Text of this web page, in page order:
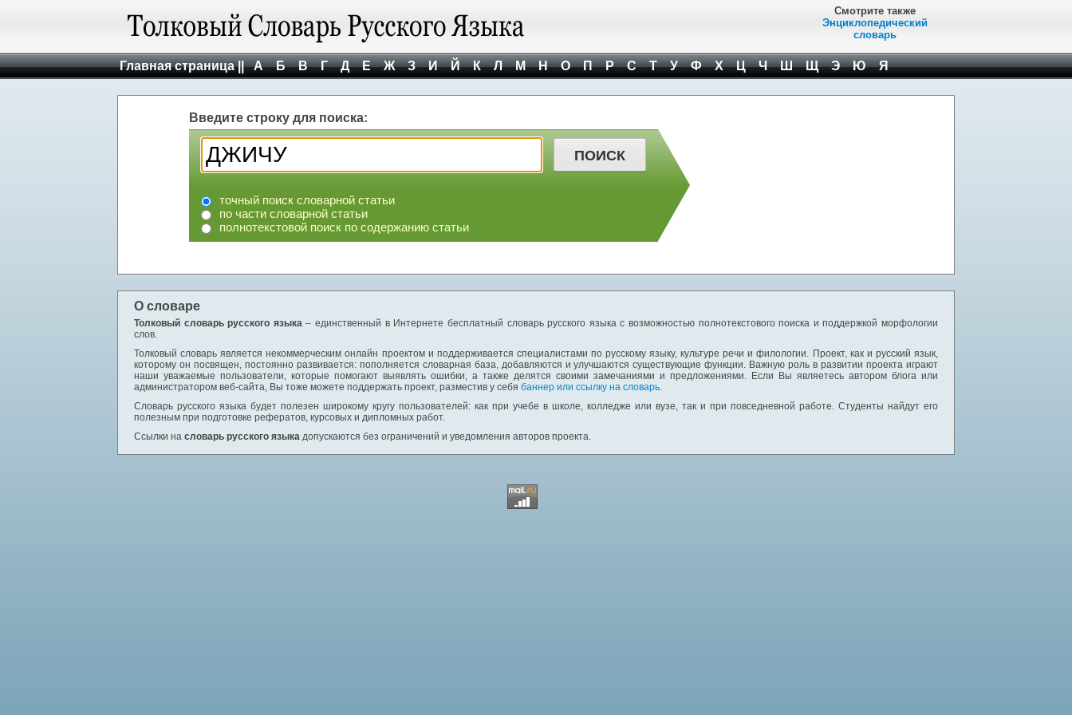
Смотрите также
Энциклопедический
словарь
Главная страница || А Б В Г Д Е Ж З И Й К Л М Н О П Р С Т У Ф Х Ц Ч Ш Щ Э Ю Я
Введите строку для поиска:
точный поиск словарной статьи
по части словарной статьи
полнотекстовой поиск по содержанию статьи
О словаре
Толковый словарь русского языка– единственный в Интернете бесплатный словарь русского языка с возможностью полнотекстового поиска и поддержкой морфологии
слов.
Толковый словарь является некоммерческим онлайн проектом и поддерживается специалистами по русскому языку, культуре речи и филологии. Проект, как и русский язык,
которому он посвящен, постоянно развивается: пополняется словарная база, добавляются и улучшаются существующие функции. Важную роль в развитии проекта играют
наши уважаемые пользователи, которые помогают выявлять ошибки, а также делятся своими замечаниями и предложениями. Если Вы являетесь автором блога или
администратором веб-сайта, Вы тоже можете поддержать проект, разместив у себя баннер или ссылку на словарь.
Словарь русского языка будет полезен широкому кругу пользователей: как при учебе в школе, колледже или вузе, так и при повседневной работе. Студенты найдут его
полезным при подготовке рефератов, курсовых и дипломных работ.
Ссылки на словарь русского языка допускаются без ограничений и уведомления авторов проекта.